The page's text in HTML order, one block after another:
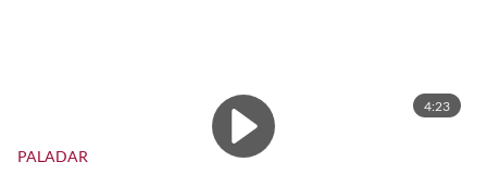
4:23
PALADAR